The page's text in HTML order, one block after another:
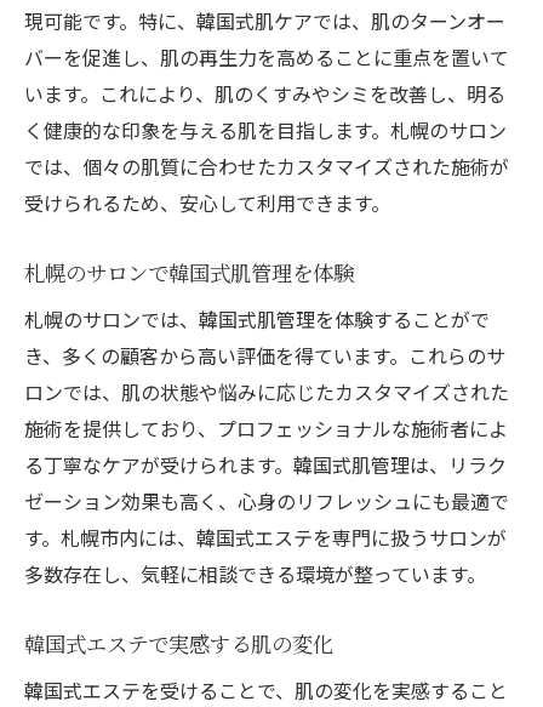
現可能です。特に、韓国式肌ケアでは、肌のターンオー
バーを促進し、肌の再生力を高めることに重点を置いて
います。これにより、肌のくすみやシミを改善し、明る
く健康的な印象を与える肌を目指します。札幌のサロン
では、個々の肌質に合わせたカスタマイズされた施術が
受けられるため、安心して利用できます。
札幌のサロンで韓国式肌管理を体験
札幌のサロンでは、韓国式肌管理を体験することがで
き、多くの顧客から高い評価を得ています。これらのサ
ロンでは、肌の状態や悩みに応じたカスタマイズされた
施術を提供しており、プロフェッショナルな施術者によ
る丁寧なケアが受けられます。韓国式肌管理は、リラク
ゼーション効果も高く、心身のリフレッシュにも最適で
す。札幌市内には、韓国式エステを専門に扱うサロンが
多数存在し、気軽に相談できる環境が整っています。
韓国式エステで実感する肌の変化
韓国式エステを受けることで、肌の変化を実感すること